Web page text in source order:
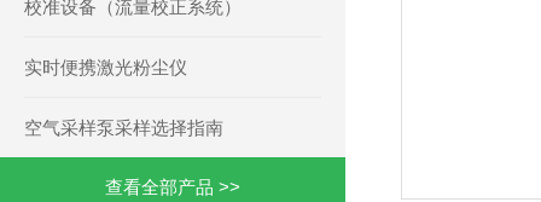
校准设备（流量校正系统）
实时便携激光粉尘仪
空气采样泵采样选择指南
查看全部产品 >>